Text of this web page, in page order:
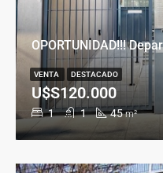
1 1 45 m²
U$S120.000
VENTA DESTACADO